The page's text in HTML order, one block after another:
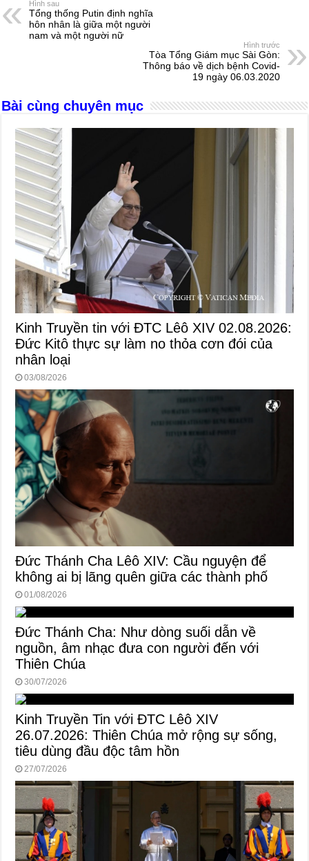
b
o
n
g
A
p
d
s
Hình sau
Tổng thống Putin định nghĩa
hôn nhân là giữa một người
nam và một người nữ
Hình trước
Tòa Tổng Giám mục Sài Gòn:
Thông báo về dịch bệnh Covid-
19 ngày 06.03.2020
Bài cùng chuyên mục
Kinh Truyền tin với ĐTC Lêô XIV 02.08.2026:
Đức Kitô thực sự làm no thỏa cơn đói của
nhân loại
03/08/2026
Đức Thánh Cha Lêô XIV: Cầu nguyện để
không ai bị lãng quên giữa các thành phố
01/08/2026
Đức Thánh Cha: Như dòng suối dẫn về
nguồn, âm nhạc đưa con người đến với
Thiên Chúa
30/07/2026
Kinh Truyền Tin với ĐTC Lêô XIV
26.07.2026: Thiên Chúa mở rộng sự sống,
tiêu dùng đầu độc tâm hồn
27/07/2026